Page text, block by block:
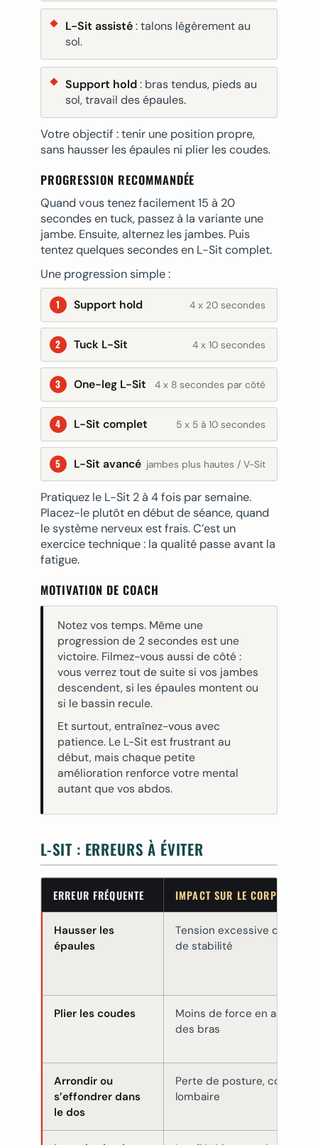
L-Sit assisté: talons légèrement au
sol.
Support hold: bras tendus, pieds au
sol, travail des épaules.
Votre objectif : tenir une position propre,
sans hausser les épaules ni plier les coudes.
PROGRESSION RECOMMANDÉE
Quand vous tenez facilement 15 à 20
secondes en tuck, passez à la variante une
jambe. Ensuite, alternez les jambes. Puis
tentez quelques secondes en L-Sit complet.
Une progression simple :
Support hold 4 x 20 secondes
Tuck L-Sit 4 x 10 secondes
One-leg L-Sit 4 x 8 secondes par côté
L-Sit complet 5 x 5 à 10 secondes
L-Sit avancé jambes plus hautes / V-Sit
Pratiquez le L-Sit 2 à 4 fois par semaine.
Placez-le plutôt en début de séance, quand
le système nerveux est frais. C’est un
exercice technique : la qualité passe avant la
fatigue.
MOTIVATION DE COACH
Notez vos temps. Même une
progression de 2 secondes est une
victoire. Filmez-vous aussi de côté :
vous verrez tout de suite si vos jambes
descendent, si les épaules montent ou
si le bassin recule.
Et surtout, entraînez-vous avec
patience. Le L-Sit est frustrant au
début, mais chaque petite
amélioration renforce votre mental
autant que vos abdos.
L-SIT : ERREURS À ÉVITER
ERREUR FRÉQUENTE IMPACT SUR LE CORPS / LA
Hausser les
épaules
Tension excessive dans le
de stabilité
Plier les coudes
Moins de force en appui,
des bras
Arrondir ou
s’effondrer dans
le dos
Perte de posture,
lombaire